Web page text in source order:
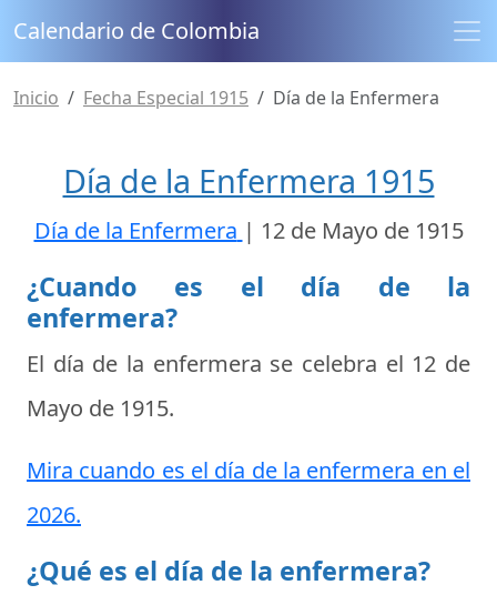
Calendario de Colombia
Inicio Fecha Especial 1915 Día de la Enfermera
Día de la Enfermera 1915
Día de la Enfermera | 12 de Mayo de 1915
¿Cuando es el día de la
enfermera?
El día de la enfermera se celebra el 12 de
Mayo de 1915.
Mira cuando es el día de la enfermera en el
2026.
¿Qué es el día de la enfermera?